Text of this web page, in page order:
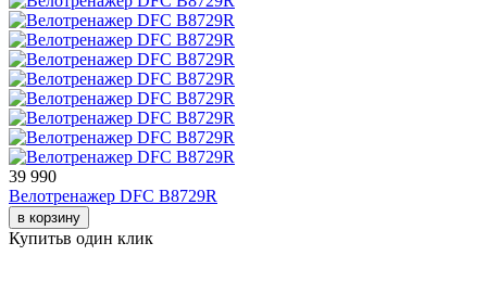
39 990
Велотренажер DFC B8729R
в корзину
Купитьв один клик